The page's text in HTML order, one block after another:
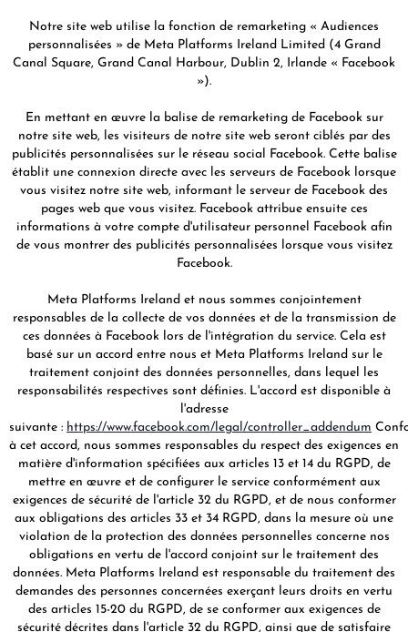
Notre site web utilise la fonction de remarketing « Audiences
personnalisées » de Meta Platforms Ireland Limited (4 Grand
Canal Square, Grand Canal Harbour, Dublin 2, Irlande « Facebook
»).
En mettant en œuvre la balise de remarketing de Facebook sur
notre site web, les visiteurs de notre site web seront ciblés par des
publicités personnalisées sur le réseau social Facebook. Cette balise
établit une connexion directe avec les serveurs de Facebook lorsque
vous visitez notre site web, informant le serveur de Facebook des
pages web que vous visitez. Facebook attribue ensuite ces
informations à votre compte d'utilisateur personnel Facebook afin
de vous montrer des publicités personnalisées lorsque vous visitez
Facebook.
Meta Platforms Ireland et nous sommes conjointement
responsables de la collecte de vos données et de la transmission de
ces données à Facebook lors de l'intégration du service. Cela est
basé sur un accord entre nous et Meta Platforms Ireland sur le
traitement conjoint des données personnelles, dans lequel les
responsabilités respectives sont définies. L'accord est disponible à
l'adresse
suivante : https://www.facebook.com/legal/controller_addendum
à cet accord, nous sommes responsables du respect des exigences en
matière d'information spécifiées aux articles 13 et 14 du RGPD, de
mettre en œuvre et de configurer le service conformément aux
exigences de sécurité de l'article 32 du RGPD, et de nous conformer
aux obligations des articles 33 et 34 RGPD, dans la mesure où une
violation de la protection des données personnelles concerne nos
obligations en vertu de l'accord conjoint sur le traitement des
données. Meta Platforms Ireland est responsable du traitement des
demandes des personnes concernées exerçant leurs droits en vertu
des articles 15-20 du RGPD, de se conformer aux exigences de
sécurité décrites dans l'article 32 du RGPD, ainsi que de satisfaire